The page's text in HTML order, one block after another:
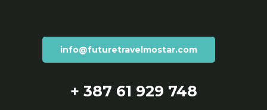
info@futuretravelmostar.com
+ 387 61 929 748